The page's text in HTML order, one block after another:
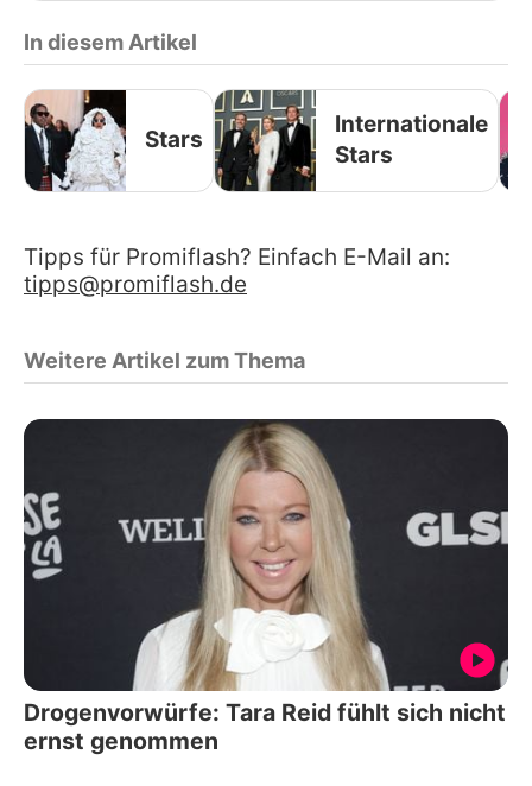
In diesem Artikel
Stars
Internationale
Stars
Tipps für Promiflash? Einfach E-Mail an:
tipps@promiflash.de
Weitere Artikel zum Thema
Drogenvorwürfe: Tara Reid fühlt sich nicht
ernst genommen